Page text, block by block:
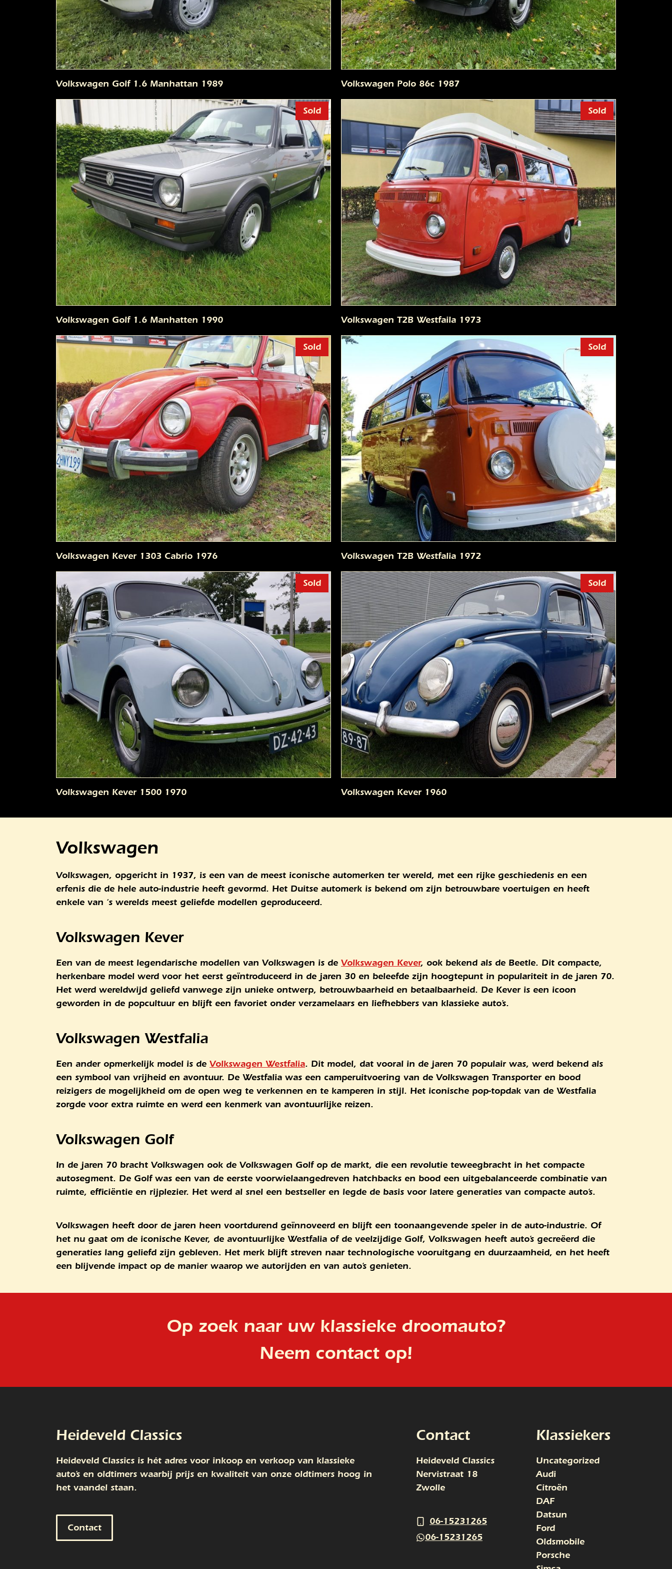
Volkswagen Golf 1.6 Manhattan 1989 Volkswagen Polo 86c 1987
Sold
Volkswagen Golf 1.6 Manhatten 1990
Sold
Volkswagen T2B Westfaila 1973
Sold
Volkswagen Kever 1303 Cabrio 1976
Sold
Volkswagen T2B Westfalia 1972
Sold
Volkswagen Kever 1500 1970
Sold
Volkswagen Kever 1960
Volkswagen
Volkswagen, opgericht in 1937, is een van de meest iconische automerken ter wereld, met een rijke geschiedenis en een
erfenis die de hele auto-industrie heeft gevormd. Het Duitse automerk is bekend om zijn betrouwbare voertuigen en heeft
enkele van ‘s werelds meest geliefde modellen geproduceerd.
Volkswagen Kever
Een van de meest legendarische modellen van Volkswagen is de Volkswagen Kever, ook bekend als de Beetle. Dit compacte,
herkenbare model werd voor het eerst geïntroduceerd in de jaren 30 en beleefde zijn hoogtepunt in populariteit in de jaren 70.
Het werd wereldwijd geliefd vanwege zijn unieke ontwerp, betrouwbaarheid en betaalbaarheid. De Kever is een icoon
geworden in de popcultuur en blijft een favoriet onder verzamelaars en liefhebbers van klassieke auto’s.
Volkswagen Westfalia
Een ander opmerkelijk model is de Volkswagen Westfalia. Dit model, dat vooral in de jaren 70 populair was, werd bekend als
een symbool van vrijheid en avontuur. De Westfalia was een camperuitvoering van de Volkswagen Transporter en bood
reizigers de mogelijkheid om de open weg te verkennen en te kamperen in stijl. Het iconische pop-topdak van de Westfalia
zorgde voor extra ruimte en werd een kenmerk van avontuurlijke reizen.
Volkswagen Golf
In de jaren 70 bracht Volkswagen ook de Volkswagen Golf op de markt, die een revolutie teweegbracht in het compacte
autosegment. De Golf was een van de eerste voorwielaangedreven hatchbacks en bood een uitgebalanceerde combinatie van
ruimte, efficiëntie en rijplezier. Het werd al snel een bestseller en legde de basis voor latere generaties van compacte auto’s.
Volkswagen heeft door de jaren heen voortdurend geïnnoveerd en blijft een toonaangevende speler in de auto-industrie. Of
het nu gaat om de iconische Kever, de avontuurlijke Westfalia of de veelzijdige Golf, Volkswagen heeft auto’s gecreëerd die
generaties lang geliefd zijn gebleven. Het merk blijft streven naar technologische vooruitgang en duurzaamheid, en het heeft
een blijvende impact op de manier waarop we autorijden en van auto’s genieten.
Op zoek naar uw klassieke droomauto?
Neem contact op!
Heideveld Classics
Heideveld Classics is hét adres voor inkoop en verkoop van klassieke
auto’s en oldtimers waarbij prijs en kwaliteit van onze oldtimers hoog in
het vaandel staan.
Contact
Contact
Heideveld Classics
Nervistraat 18
Zwolle
06-15231265
06-15231265
Klassiekers
Uncategorized
Audi
Citroën
DAF
Datsun
Ford
Oldsmobile
Porsche